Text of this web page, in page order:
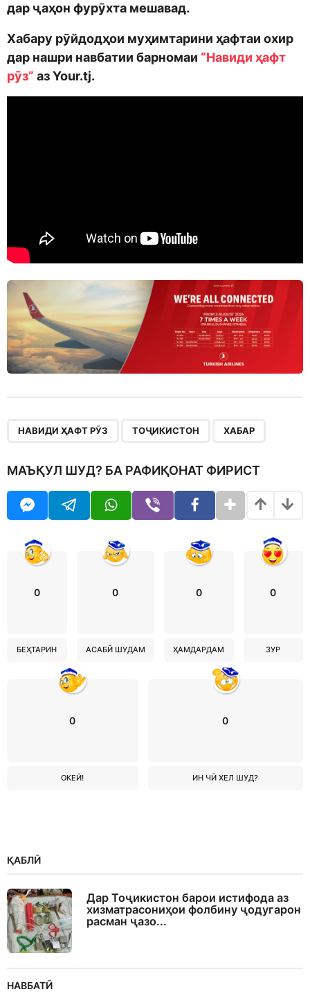
дар ҷаҳон фурӯхта мешавад.
Хабару рӯйдодҳои муҳимтарини ҳафтаи охир
дар нашри навбатии барномаи “Навиди ҳафт
рӯз” аз Your.tj.
НАВИДИ ҲАФТ РӮЗ ТОҶИКИСТОН ХАБАР
МАЪҚУЛ ШУД? БА РАФИҚОНАТ ФИРИСТ
0
БЕҲТАРИН
0
АСАБӢ ШУДАМ
0
ҲАМДАРДАМ
0
ЗУР
0
ОКЕЙ!
0
ИН ЧӢ ХЕЛ ШУД?
ҚАБЛӢ
Дар Тоҷикистон барои истифода аз
хизматрасониҳои фолбину ҷодугарон
расман ҷазо...
НАВБАТӢ